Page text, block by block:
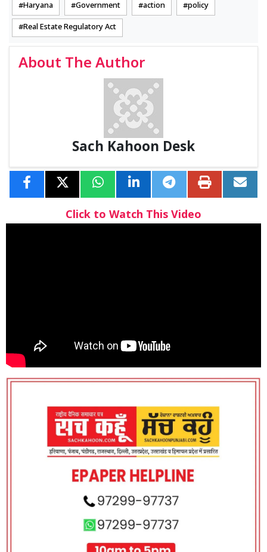
Haryana Government action policy
Real Estate Regulatory Act
About The Author
Sach Kahoon Desk
Click to Watch This Video